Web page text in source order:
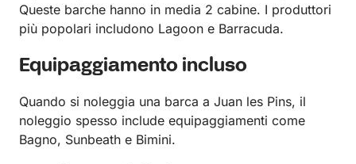
Queste barche hanno in media 2 cabine. I produttori
più popolari includono Lagoon e Barracuda.
Equipaggiamento incluso
Quando si noleggia una barca a Juan les Pins, il
noleggio spesso include equipaggiamenti come
Bagno, Sunbeath e Bimini.